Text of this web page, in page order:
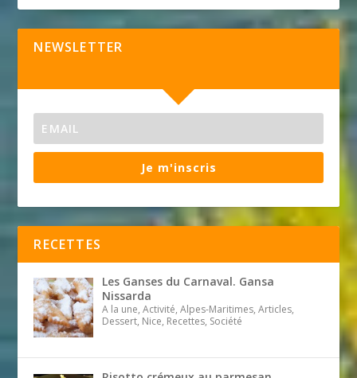
NEWSLETTER
Je m'inscris
RECETTES
Les Ganses du Carnaval. Gansa
Nissarda
A la une, Activité, Alpes-Maritimes, Articles,
Dessert, Nice, Recettes, Société